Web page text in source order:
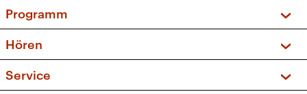
Programm
Sendungen und Podcasts
Musikliste
Hören
Service